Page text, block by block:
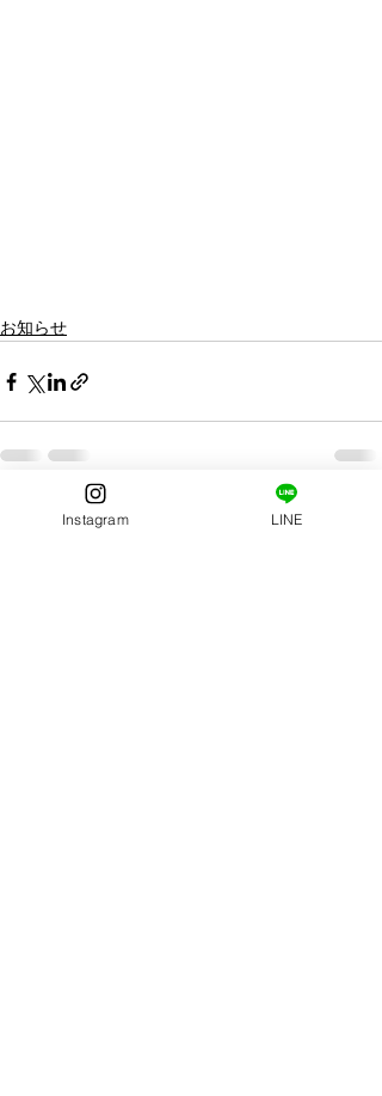
お知らせ
最新記事 すべて表示
Instagram LINE